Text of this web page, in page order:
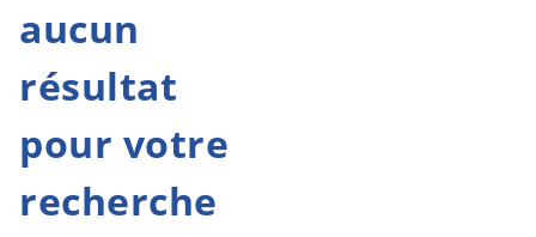
aucun
résultat
pour votre
recherche